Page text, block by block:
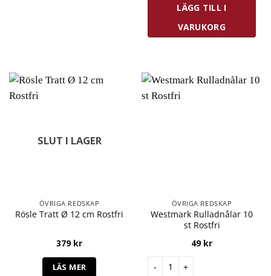
LÄGG TILL I
VARUKORG
SLUT I LAGER
ÖVRIGA REDSKAP
Rösle Tratt Ø 12 cm Rostfri
379 kr
LÄS MER
ÖVRIGA REDSKAP
Westmark Rulladnålar 10
st Rostfri
49 kr
Westmark Rulladnålar 10 st